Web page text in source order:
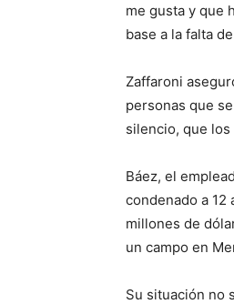
me gusta y que
base a la falta
Zaffaroni
personas que
silencio, que
Báez, el
condenado a
millones de
un campo en
Su situación no